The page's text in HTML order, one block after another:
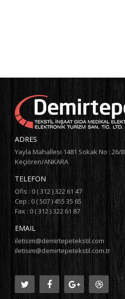
ADRES
Yayla Mahallesi 1481 Sokak No : 26/B
Keçiören/ANKARA
TELEFON
Ofis : 0 ( 312 ) 322 61 47
Cep : 0 ( 507 ) 455 35 65
Fax : 0 ( 312 ) 322 61 87
EMAIL
iletisim@demirtepetekstil.com
iletisim@demirtepetekstil.com.tr